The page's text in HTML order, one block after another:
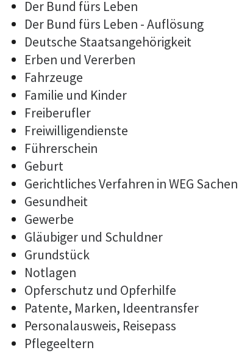
Der Bund fürs Leben
Der Bund fürs Leben - Auflösung
Deutsche Staatsangehörigkeit
Erben und Vererben
Fahrzeuge
Familie und Kinder
Freiberufler
Freiwilligendienste
Führerschein
Geburt
Gerichtliches Verfahren in WEG Sachen
Gesundheit
Gewerbe
Gläubiger und Schuldner
Grundstück
Notlagen
Opferschutz und Opferhilfe
Patente, Marken, Ideentransfer
Personalausweis, Reisepass
Pflegeeltern